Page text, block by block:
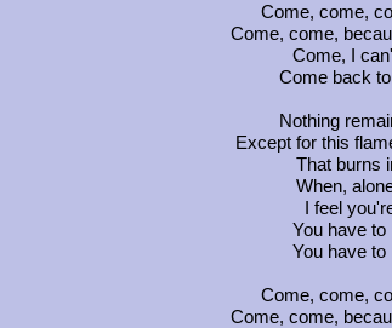
Come, come,
Come, come,
Come, I
Come back
Nothing
Except for this
That burns
When,
I feel
You have to
You have to
Come, come,
Come, come,